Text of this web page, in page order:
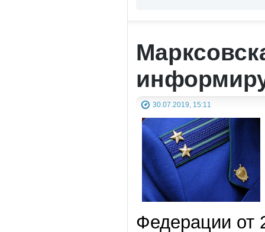
30.07.2019, 15:11
Федерации от